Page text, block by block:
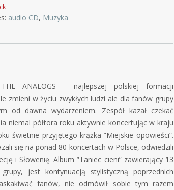
audio CD, Muzyka
ANALOGS – najlepszej polskiej formacji
zmieni w życiu zwykłych ludzi ale dla fanów grupy
od dawna wydarzeniem. Zespół kazał czekać
niemal półtora roku aktywnie koncertując w kraju
świetnie przyjętego krążka ”Miejskie opowieści”.
się na ponad 80 koncertach w Polsce, odwiedzili
i Słowenię. Album ”Taniec cieni” zawierający 13
jest kontynuacją stylistyczną poprzednich
fanów, nie odmówił sobie tym razem